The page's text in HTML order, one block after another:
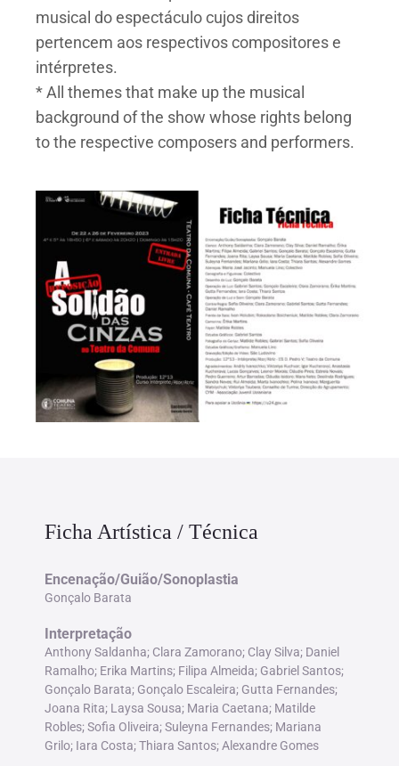
musical do espectáculo cujos direitos
pertencem aos respectivos compositores e
intérpretes.
* All themes that make up the musical
background of the show whose rights belong
to the respective composers and performers.
Ficha Artística / Técnica
Encenação/Guião/Sonoplastia
Gonçalo Barata
Interpretação
Anthony Saldanha; Clara Zamorano; Clay Silva; Daniel
Ramalho; Erika Martins; Filipa Almeida; Gabriel Santos;
Gonçalo Barata; Gonçalo Escaleira; Gutta Fernandes;
Joana Rita; Laysa Sousa; Maria Caetana; Matilde
Robles; Sofia Oliveira; Suleyna Fernandes; Mariana
Grilo; Iara Costa; Thiara Santos; Alexandre Gomes